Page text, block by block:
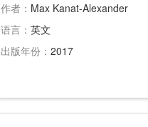
作者： Max Kanat-Alexander
语言： 英文
出版年份： 2017